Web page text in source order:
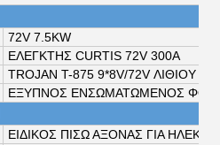
72V 7.5KW
ΕΛΕΓΚΤΗΣ CURTIS 72V 300A
TROJAN T-875 9*8V/72V ΛΙΘΙΟΥ
ΕΞΥΠΝΟΣ ΕΝΣΩΜΑΤΩΜΕΝΟΣ
ΕΙΔΙΚΟΣ ΠΙΣΩ ΑΞΟΝΑΣ ΓΙΑ